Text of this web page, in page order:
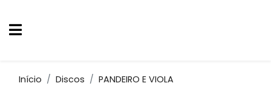
Início Discos PANDEIRO E VIOLA